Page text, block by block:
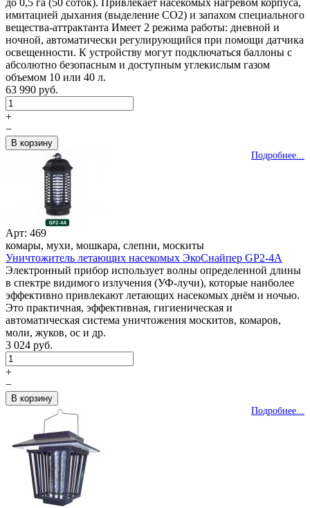
имитацией дыхания (выделение CO2) и запахом специального
вещества-аттрактанта Имеет 2 режима работы: дневной и
ночной, автоматически регулирующийся при помощи датчика
освещенности. К устройству могут подключаться баллоны с
абсолютно безопасным и доступным углекислым газом
объемом 10 или 40 л.
63 990 руб.
+
−
Подробнее...
Арт: 469
комары, мухи, мошкара, слепни, москиты
Уничтожитель летающих насекомых ЭкоСнайпер GP2-4A
Электронный прибор использует волны определенной длины
в спектре видимого излучения (УФ-лучи), которые наиболее
эффективно привлекают летающих насекомых днём и ночью.
Это практичная, эффективная, гигиеническая и
автоматическая система уничтожения москитов, комаров,
моли, жуков, ос и др.
3 024 руб.
+
−
Подробнее...